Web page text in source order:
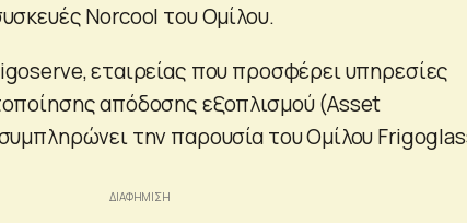
Norcool του Ομίλου.
εταιρείας που προσφέρει υπηρεσίες
απόδοσης εξοπλισμού (Asset
την παρουσία του Ομίλου